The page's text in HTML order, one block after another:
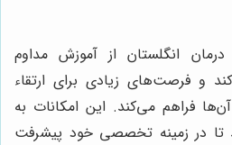
انگلستان از آموزش مداوم
و فرصت‌های زیادی برای ارتقاء
فراهم می‌کند. این امکانات به
در زمینه تخصصی خود پیشرفت